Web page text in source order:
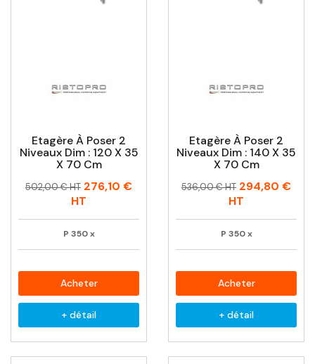
Etagère À Poser 2
Niveaux Dim : 120 X 35
X 70 Cm
Prix
Prix
502,00 € HT 276,10 €
HT
P 350 x
Acheter
+ détail
Etagère À Poser 2
Niveaux Dim : 140 X 35
X 70 Cm
Prix
Prix
536,00 € HT 294,80 €
HT
P 350 x
Acheter
+ détail